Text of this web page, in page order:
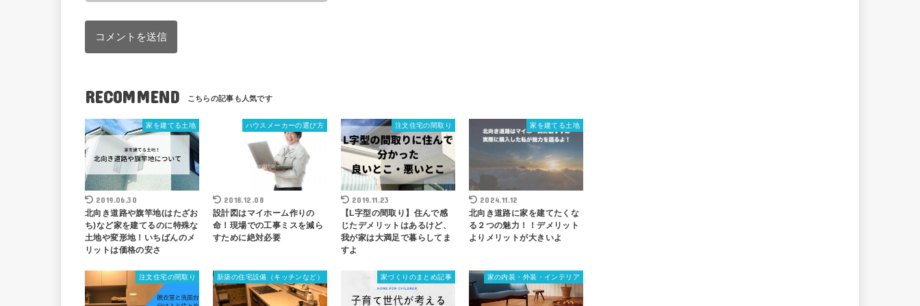
RECOMMEND
家を建てる土地
2019.06.30
北向き道路や旗竿地(はたざお
ち)など家を建てるのに特殊な
土地や変形地！いちばんのメ
リットは価格の安さ
ハウスメーカーの選び方
2018.12.08
設計図はマイホーム作りの
命！現場での工事ミスを減ら
すために絶対必要
注文住宅の間取り
2019.11.23
【L字型の間取り】住んで感
じたデメリットはあるけど、
我が家は大満足で暮らしてま
すよ
家を建てる土地
2024.11.12
北向き道路に家を建てたくな
る２つの魅力！！デメリット
よりメリットが大きいよ
注文住宅の間取り 新築の住宅設備（キッチンなど） 家づくりのまとめ記事 家の内装・外装・インテリア